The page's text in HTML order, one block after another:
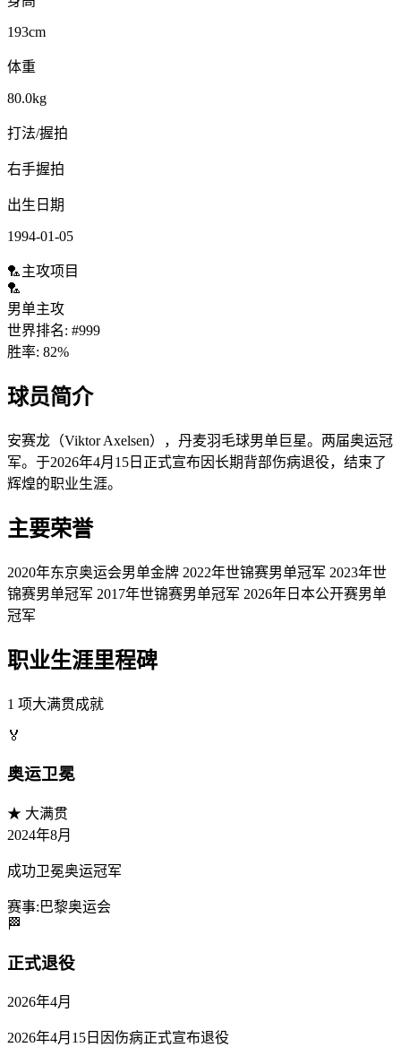
193cm
体重
80.0kg
打法/握拍
右手握拍
出生日期
1994-01-05
🏸主攻项目
🏸
男单主攻
世界排名: #999
胜率: 82%
球员简介
安赛龙（Viktor Axelsen），丹麦羽毛球男单巨星。两届奥运冠
军。于2026年4月15日正式宣布因长期背部伤病退役，结束了
辉煌的职业生涯。
主要荣誉
2020年东京奥运会男单金牌 2022年世锦赛男单冠军 2023年世
锦赛男单冠军 2017年世锦赛男单冠军 2026年日本公开赛男单
冠军
职业生涯里程碑
1 项大满贯成就
🏅
奥运卫冕
★ 大满贯
2024年8月
成功卫冕奥运冠军
赛事: 巴黎奥运会
🏁
正式退役
2026年4月
2026年4月15日因伤病正式宣布退役